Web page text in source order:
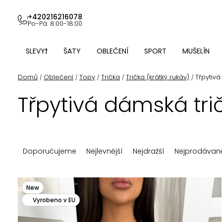
obsah
+420216216078
Po-Pá: 8:00-18:00
SLEVY❗ ŠATY OBLEČENÍ SPORT MUŠELÍN
Domů / Oblečení / Topy / Trička / Trička (krátký rukáv) /
Třpytivá dámská
Ř
z
e
Doporučujeme Nejlevnější Nejdražší
V
ý
New
Vyrobeno v EU